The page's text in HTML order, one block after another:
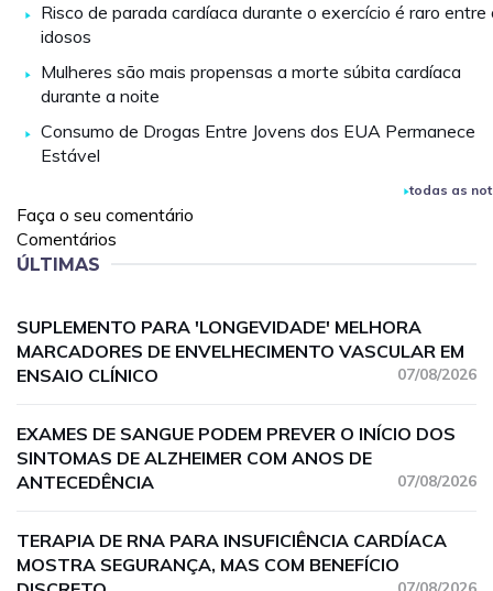
Risco de parada cardíaca durante o exercício é raro entre
idosos
Mulheres são mais propensas a morte súbita cardíaca
durante a noite
Consumo de Drogas Entre Jovens dos EUA Permanece
Estável
todas as
Faça o seu comentário
Comentários
ÚLTIMAS
SUPLEMENTO PARA 'LONGEVIDADE' MELHORA
MARCADORES DE ENVELHECIMENTO VASCULAR EM
ENSAIO CLÍNICO
07/08/2026
EXAMES DE SANGUE PODEM PREVER O INÍCIO DOS
SINTOMAS DE ALZHEIMER COM ANOS DE
ANTECEDÊNCIA
07/08/2026
TERAPIA DE RNA PARA INSUFICIÊNCIA CARDÍACA
MOSTRA SEGURANÇA, MAS COM BENEFÍCIO